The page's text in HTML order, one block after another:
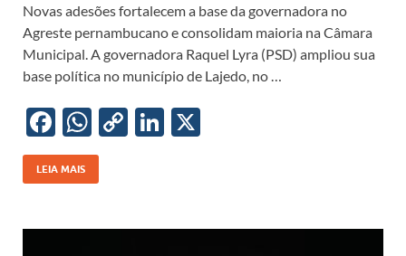
e
b
o
o
k
at
s
A
p
p
p
y
Li
n
k
k
e
dI
n
Novas adesões fortalecem a base da governadora no
Agreste pernambucano e consolidam maioria na Câmara
Municipal. A governadora Raquel Lyra (PSD) ampliou sua
base política no município de Lajedo, no …
F
ac
e
o
W
h
at
A
C
Li
Li
dI
LEIA MAIS